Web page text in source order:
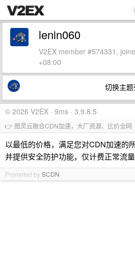
lenin060
V2EX member #574331,
+08:00
切换主
© 2026 V2EX · 9ms · 3.9.8.5
👉 图灵云融合CDN加速，大厂资源、比价全网
以最低的价格，满足您对CDN加速的
并提供安全防护功能，仅计费正常流
Promoted bySCDN